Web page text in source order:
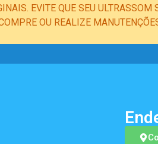
EVITE QUE SEU
OU REALIZE